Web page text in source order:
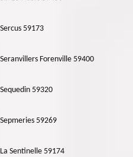
59173
Forenville 59400
59320
59269
Sentinelle 59174